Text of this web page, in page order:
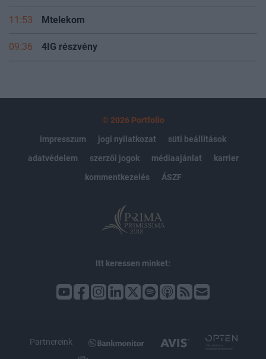
11:53 Mtelekom
09:36 4IG részvény
© 2026 Portfolio
impresszum
jogi nyilatkozat
süti beállítások
adatvédelem
szerzői jogok médiaajánlat
karrier
kommentkezelés
ÁSZF
Itt keressen minket:
Partnereink